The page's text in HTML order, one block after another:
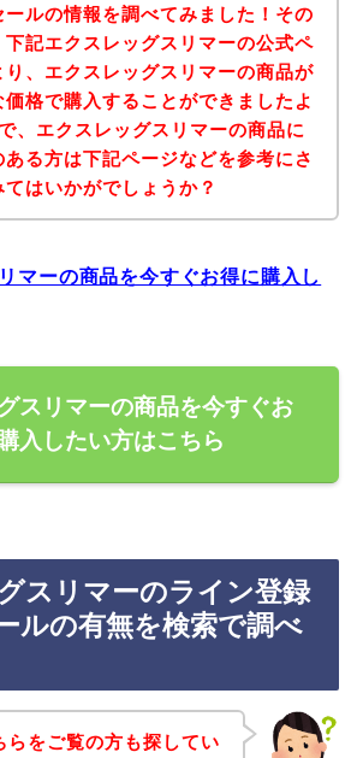
ールの情報を調べてみました！その
下記エクスレッグスリマーの公式ペ
り、エクスレッグスリマーの商品が
価格で購入することができましたよ
、エクスレッグスリマーの商品に
ある方は下記ページなどを参考にさ
てはいかがでしょうか？
マーの商品を今すぐお得に購入し
スリマーの商品を今すぐお
入したい方はこちら
スリマーのライン登録
ルの有無を検索で調べ
らをご覧の方も探してい